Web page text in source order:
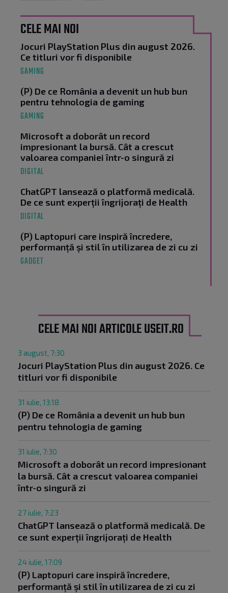
CELE MAI NOI
Jocuri PlayStation Plus din august 2026.
Ce titluri vor fi disponibile
GAMING
(P) De ce România a devenit un hub bun
pentru tehnologia de gaming
GAMING
Microsoft a doborât un record
impresionant la bursă. Cât a crescut
valoarea companiei într-o singură zi
DIGITAL
ChatGPT lansează o platformă medicală.
De ce sunt experții îngrijorați de Health
DIGITAL
(P) Laptopuri care inspiră încredere,
performanță și stil în utilizarea de zi cu zi
GADGET
CELE MAI NOI ARTICOLE USEIT.RO
3 august, 7:30
Jocuri PlayStation Plus din august 2026. Ce
titluri vor fi disponibile
31 iulie, 13:18
(P) De ce România a devenit un hub bun
pentru tehnologia de gaming
31 iulie, 7:30
Microsoft a doborât un record impresionant
la bursă. Cât a crescut valoarea companiei
într-o singură zi
27 iulie, 7:23
ChatGPT lansează o platformă medicală. De
ce sunt experții îngrijorați de Health
24 iulie, 17:09
(P) Laptopuri care inspiră încredere,
performanță și stil în utilizarea de zi cu zi